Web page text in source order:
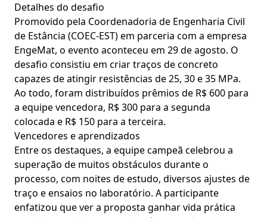
Detalhes do desafio
Promovido pela Coordenadoria de Engenharia Civil
de Estância (COEC-EST) em parceria com a empresa
EngeMat, o evento aconteceu em 29 de agosto. O
desafio consistiu em criar traços de concreto
capazes de atingir resistências de 25, 30 e 35 MPa.
Ao todo, foram distribuídos prêmios de R$ 600 para
a equipe vencedora, R$ 300 para a segunda
colocada e R$ 150 para a terceira.
Vencedores e aprendizados
Entre os destaques, a equipe campeã celebrou a
superação de muitos obstáculos durante o
processo, com noites de estudo, diversos ajustes de
traço e ensaios no laboratório. A participante
enfatizou que ver a proposta ganhar vida prática